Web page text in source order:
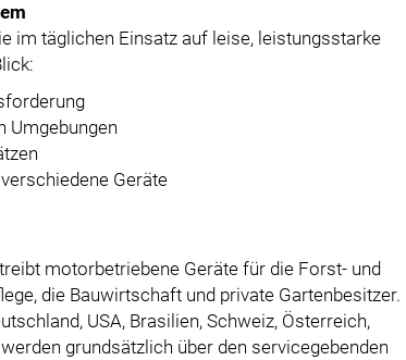
im täglichen Einsatz auf leise, leistungsstarke
Umgebungen
Geräte
motorbetriebene Geräte für die Forst- und
die Bauwirtschaft und private Gartenbesitzer.
USA, Brasilien, Schweiz, Österreich,
grundsätzlich über den servicegebenden